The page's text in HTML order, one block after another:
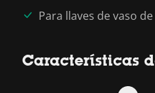
Para llaves de vaso
Características